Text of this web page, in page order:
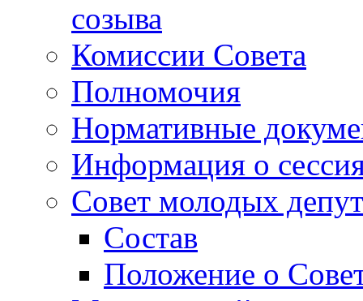
созыва
Комиссии Совета
Полномочия
Нормативные
Информация о
Совет молодых
Состав
Положение о